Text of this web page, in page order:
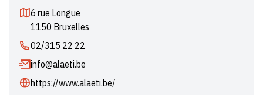
6 rue Longue
1150 Bruxelles
02/315 22 22
info@alaeti.be
https://www.alaeti.be/